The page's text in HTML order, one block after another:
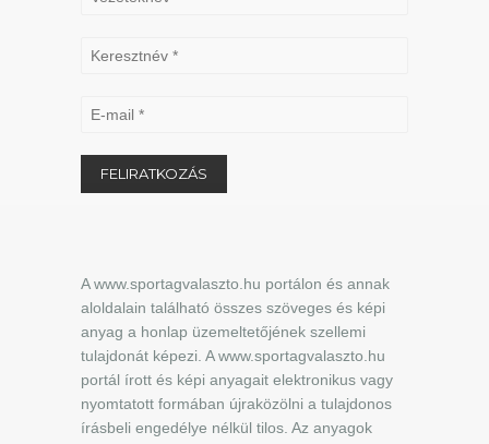
A www.sportagvalaszto.hu portálon és annak
aloldalain található összes szöveges és képi
anyag a honlap üzemeltetőjének szellemi
tulajdonát képezi. A www.sportagvalaszto.hu
portál írott és képi anyagait elektronikus vagy
nyomtatott formában újraközölni a tulajdonos
írásbeli engedélye nélkül tilos. Az anyagok